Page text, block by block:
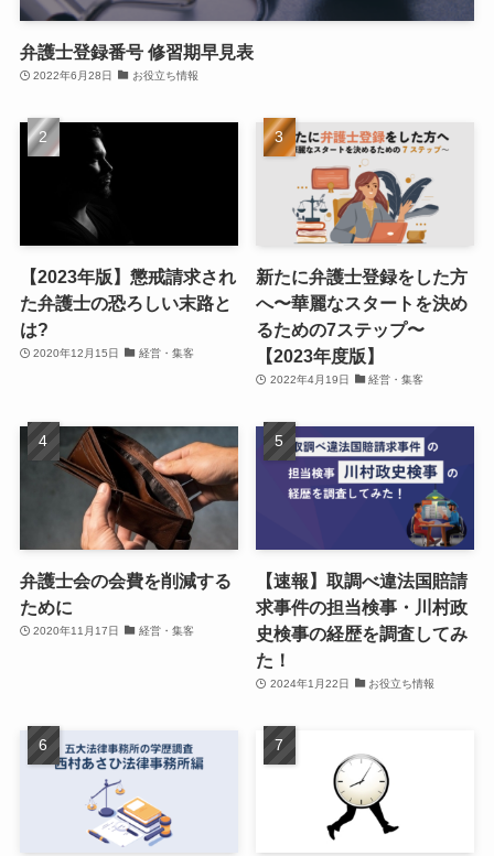
弁護士登録番号 修習期早見表
2022年6月28日 お役立ち情報
【2023年版】懲戒請求され
た弁護士の恐ろしい末路と
は?
2020年12月15日 経営・集客
新たに弁護士登録をした方
へ〜華麗なスタートを決め
るための7ステップ〜
【2023年度版】
2022年4月19日 経営・集客
弁護士会の会費を削減する
ために
2020年11月17日 経営・集客
【速報】取調べ違法国賠請
求事件の担当検事・川村政
史検事の経歴を調査してみ
た！
2024年1月22日 お役立ち情報